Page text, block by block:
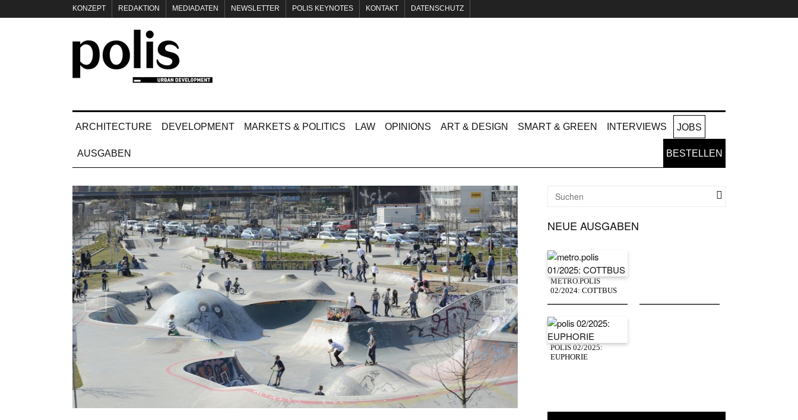
KONZEPT REDAKTION MEDIADATEN NEWSLETTER POLIS KEYNOTES KONTAKT DATENSCHUTZ
ARCHITECTURE DEVELOPMENT MARKETS & POLITICS LAW OPINIONS ART & DESIGN SMART & GREEN INTERVIEWS JOBS
AUSGABEN BESTELLEN
NEUE AUSGABEN
METRO.POLIS
02/2024: COTTBUS
POLIS 02/2025:
EUPHORIE